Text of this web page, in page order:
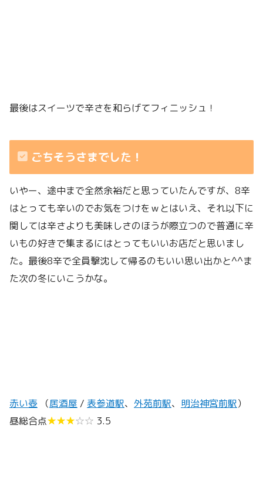
最後はスイーツで辛さを和らげてフィニッシュ！
ごちそうさまでした！
いやー、途中まで全然余裕だと思っていたんですが、8辛
はとっても辛いのでお気をつけをｗとはいえ、それ以下に
関しては辛さよりも美味しさのほうが際立つので普通に辛
いもの好きで集まるにはとってもいいお店だと思いまし
た。最後8辛で全員撃沈して帰るのもいい思い出かと^^ま
た次の冬にいこうかな。
赤い壺 （居酒屋 / 表参道駅、 外苑前駅、 明治神宮前駅）
昼総合点★★★☆☆ 3.5